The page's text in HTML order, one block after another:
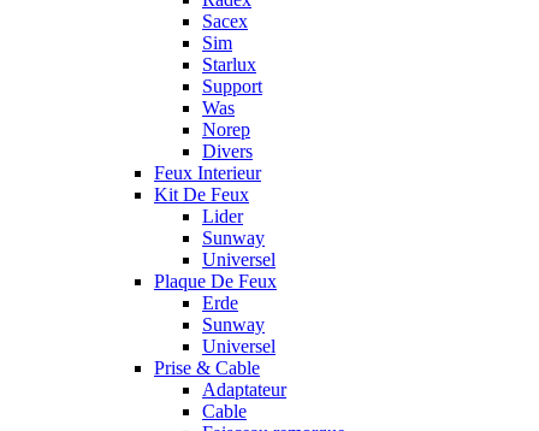
Sacex
Sim
Starlux
Support
Was
Norep
Divers
Feux Interieur
Kit De Feux
Lider
Sunway
Universel
Plaque De Feux
Erde
Sunway
Universel
Prise & Cable
Adaptateur
Cable